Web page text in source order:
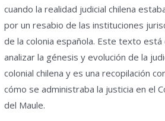
cuando la realidad judicial chilena
por un resabio de las instituciones
de la colonia española. Este texto está
analizar la génesis y evolución de la
colonial chilena y es una recopilación
cómo se administraba la justicia en el
del Maule.